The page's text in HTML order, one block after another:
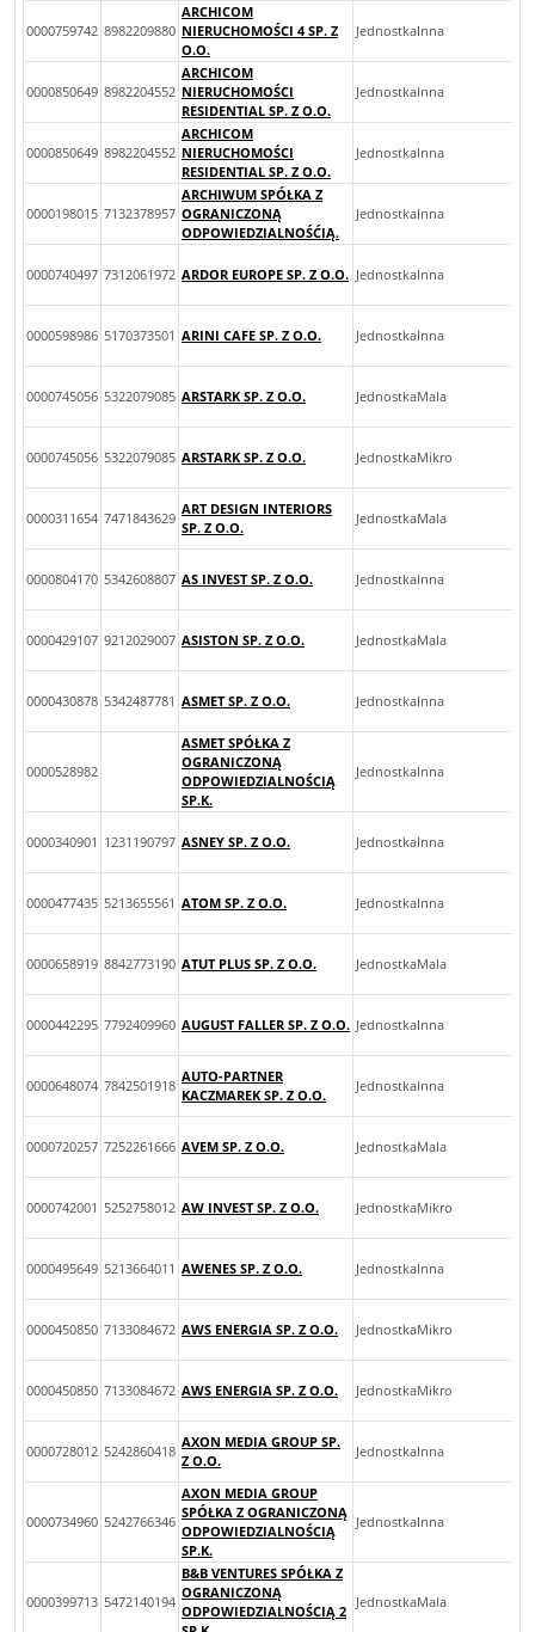
0000759742 8982209880
ARCHICOM
NIERUCHOMOŚCI 4 SP. Z
O.O.
JednostkaInna
0000850649 8982204552
ARCHICOM
NIERUCHOMOŚCI
RESIDENTIAL SP. Z O.O.
JednostkaInna
0000850649 8982204552
ARCHICOM
NIERUCHOMOŚCI
RESIDENTIAL SP. Z O.O.
JednostkaInna
0000198015 7132378957
ARCHIWUM SPÓŁKA Z
OGRANICZONĄ
ODPOWIEDZIALNOŚĆIĄ.
JednostkaInna
0000740497 7312061972 ARDOR EUROPE SP. Z O.O. JednostkaInna
0000598986 5170373501 ARINI CAFE SP. Z O.O. JednostkaInna
0000745056 5322079085 ARSTARK SP. Z O.O. JednostkaMala
0000745056 5322079085 ARSTARK SP. Z O.O. JednostkaMikro
0000311654 7471843629
ART DESIGN INTERIORS
SP. Z O.O.
JednostkaMala
0000804170 5342608807 AS INVEST SP. Z O.O. JednostkaInna
0000429107 9212029007 ASISTON SP. Z O.O. JednostkaMala
0000430878 5342487781 ASMET SP. Z O.O. JednostkaInna
0000528982
ASMET SPÓŁKA Z
OGRANICZONĄ
ODPOWIEDZIALNOŚCIĄ
SP.K.
JednostkaInna
0000340901 1231190797 ASNEY SP. Z O.O. JednostkaInna
0000477435 5213655561 ATOM SP. Z O.O. JednostkaInna
0000658919 8842773190 ATUT PLUS SP. Z O.O. JednostkaMala
0000442295 7792409960 AUGUST FALLER SP. Z O.O. JednostkaInna
0000648074 7842501918
AUTO-PARTNER
KACZMAREK SP. Z O.O.
JednostkaInna
0000720257 7252261666 AVEM SP. Z O.O. JednostkaMala
0000742001 5252758012 AW INVEST SP. Z O.O. JednostkaMikro
0000495649 5213664011 AWENES SP. Z O.O. JednostkaInna
0000450850 7133084672 AWS ENERGIA SP. Z O.O. JednostkaMikro
0000450850 7133084672 AWS ENERGIA SP. Z O.O. JednostkaMikro
0000728012 5242860418
AXON MEDIA GROUP SP.
Z O.O.
JednostkaInna
0000734960 5242766346
AXON MEDIA GROUP
SPÓŁKA Z OGRANICZONĄ
ODPOWIEDZIALNOŚCIĄ
SP.K.
JednostkaInna
0000399713 5472140194
B&B VENTURES SPÓŁKA Z
OGRANICZONĄ
ODPOWIEDZIALNOŚCIĄ 2
JednostkaMala